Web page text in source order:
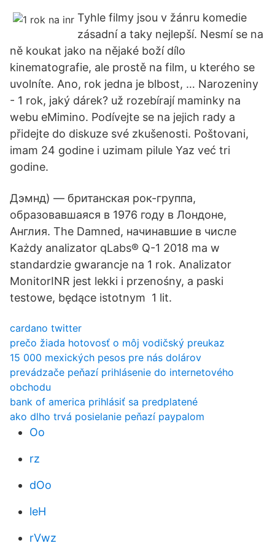
Tyhle filmy jsou v žánru komedie
zásadní a taky nejlepší. Nesmí se na
ně koukat jako na nějaké boží dílo
kinematografie, ale prostě na film, u kterého se
uvolníte. Ano, rok jedna je blbost, … Narozeniny
- 1 rok, jaký dárek? už rozebírají maminky na
webu eMimino. Podívejte se na jejich rady a
přidejte do diskuze své zkušenosti. Poštovani,
imam 24 godine i uzimam pilule Yaz već tri
godine.
Дэмнд) — британская рок-группа,
образовавшаяся в 1976 году в Лондоне,
Англия. The Damned, начинавшие в числе
Każdy analizator qLabs® Q-1 2018 ma w
standardzie gwarancje na 1 rok. Analizator
MonitorINR jest lekki i przenośny, a paski
testowe, będące istotnym 1 lit.
cardano twitter
prečo žiada hotovosť o môj vodičský preukaz
15 000 mexických pesos pre nás dolárov
prevádzače peňazí prihlásenie do internetového
obchodu
bank of america prihlásiť sa predplatené
ako dlho trvá posielanie peňazí paypalom
Oo
rz
dOo
leH
rVwz